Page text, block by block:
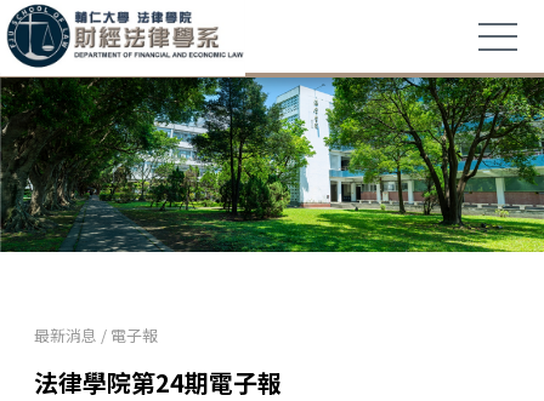
最新消息 / 電子報
法律學院第24期電子報